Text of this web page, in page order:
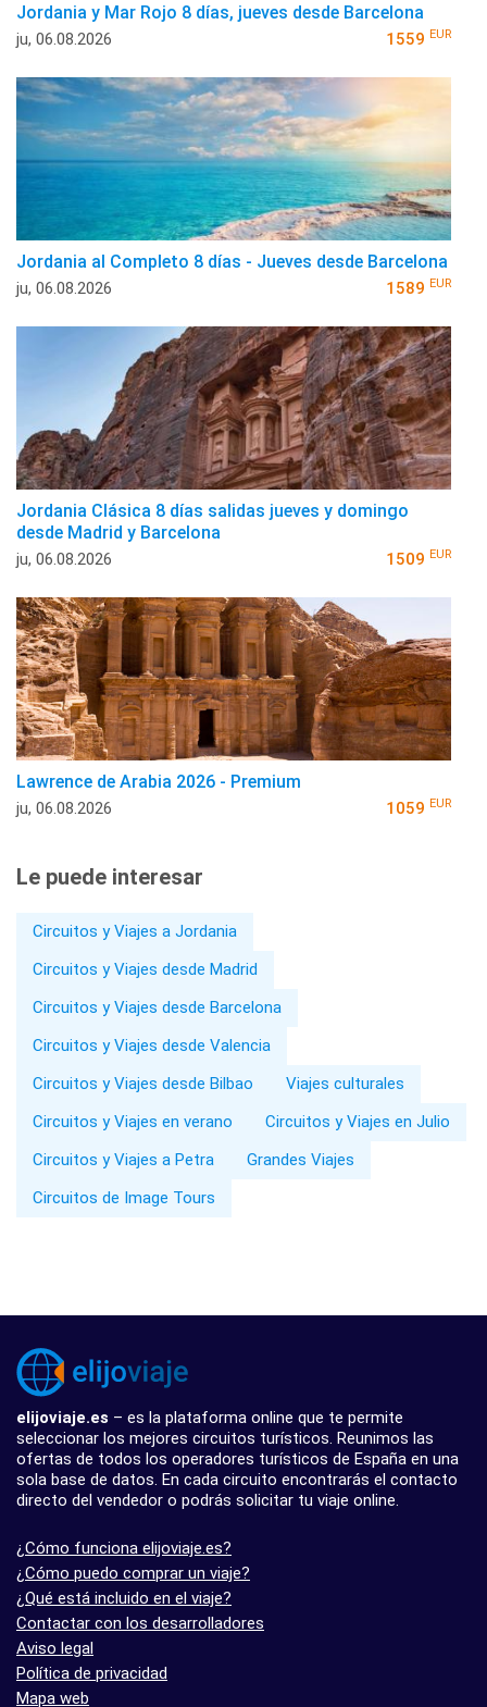
Jordania y Mar Rojo 8 días, jueves desde Barcelona
ju, 06.08.2026 1559 EUR
Jordania al Completo 8 días - Jueves desde Barcelona
ju, 06.08.2026 1589 EUR
Jordania Clásica 8 días salidas jueves y domingo
desde Madrid y Barcelona
ju, 06.08.2026 1509 EUR
Lawrence de Arabia 2026 - Premium
ju, 06.08.2026 1059 EUR
Le puede interesar
Circuitos y Viajes a Jordania
Circuitos y Viajes desde Madrid
Circuitos y Viajes desde Barcelona
Circuitos y Viajes desde Valencia
Circuitos y Viajes desde Bilbao
Viajes culturales
Circuitos y Viajes en verano
Circuitos y Viajes en Julio
Circuitos y Viajes a Petra
Grandes Viajes
Circuitos de Image Tours
elijoviaje.es – es la plataforma online que te permite
seleccionar los mejores circuitos turísticos. Reunimos las
ofertas de todos los operadores turísticos de España en una
sola base de datos. En cada circuito encontrarás el contacto
directo del vendedor o podrás solicitar tu viaje online.
¿Cómo funciona elijoviaje.es?
¿Cómo puedo comprar un viaje?
¿Qué está incluido en el viaje?
Contactar con los desarrolladores
Aviso legal
Política de privacidad
Mapa web